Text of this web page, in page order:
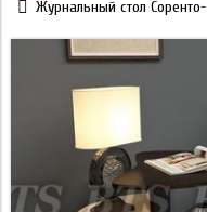
Журнальный стол Соренто-